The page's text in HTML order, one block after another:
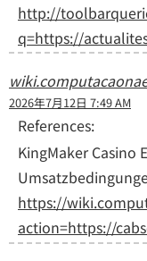
http://
q=https://
2026年7月12日 7:49 AM
References:
KingMaker Casino
https://
action=https://